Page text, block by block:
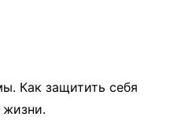
Как защитить себя